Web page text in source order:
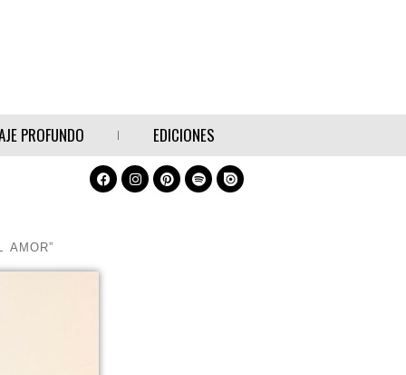
PROFUNDO EDICIONES
AMOR”